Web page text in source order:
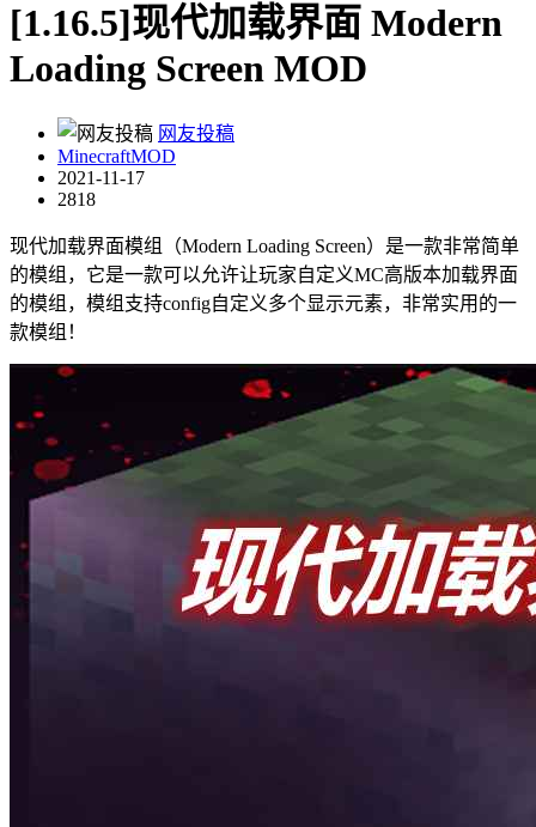
[1.16.5]现代加载界面 Modern
Loading Screen MOD
网友投稿
MinecraftMOD
2021-11-17
2818
现代加载界面模组（Modern Loading Screen）是一款非常简单
的模组，它是一款可以允许让玩家自定义MC高版本加载界面
的模组，模组支持config自定义多个显示元素，非常实用的一
款模组！